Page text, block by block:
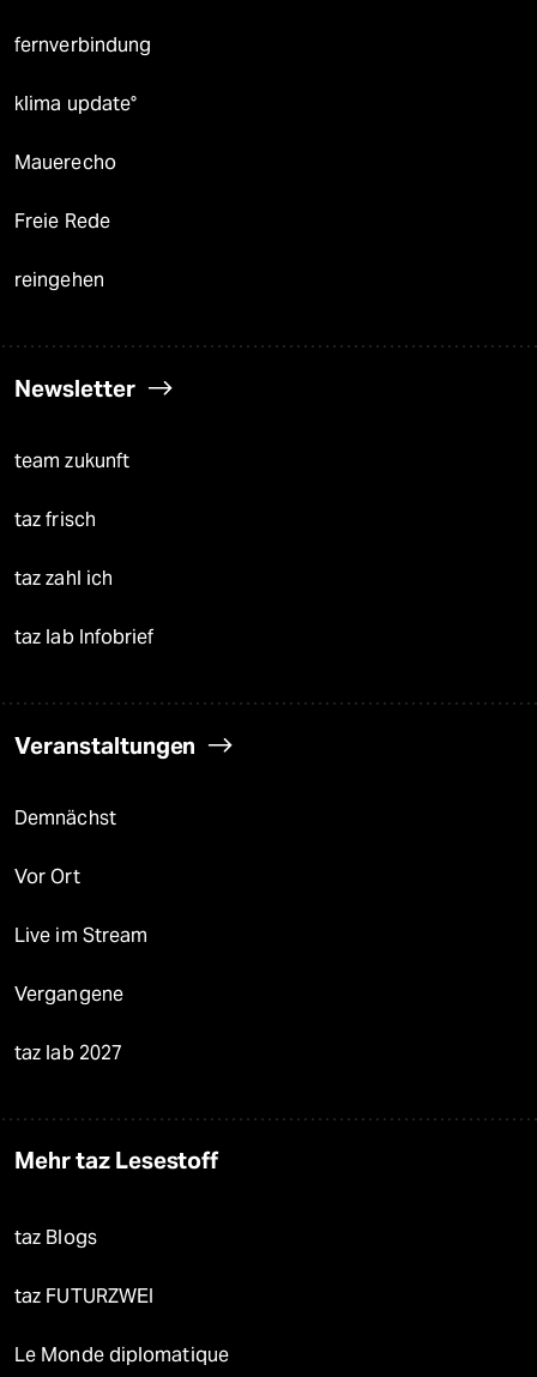
fernverbindung
klima update°
Mauerecho
Freie Rede
reingehen
Newsletter
team zukunft
taz frisch
taz zahl ich
taz lab Infobrief
Veranstaltungen
Demnächst
Vor Ort
Live im Stream
Vergangene
taz lab 2027
Mehr taz Lesestoff
taz Blogs
taz FUTURZWEI
Le Monde diplomatique